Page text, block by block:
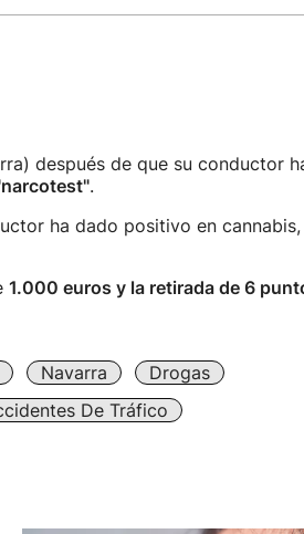
después de que su conductor
.
ha dado positivo en cannabis,
1.000 euros y la retirada de 6
Navarra
Drogas
De Tráfico